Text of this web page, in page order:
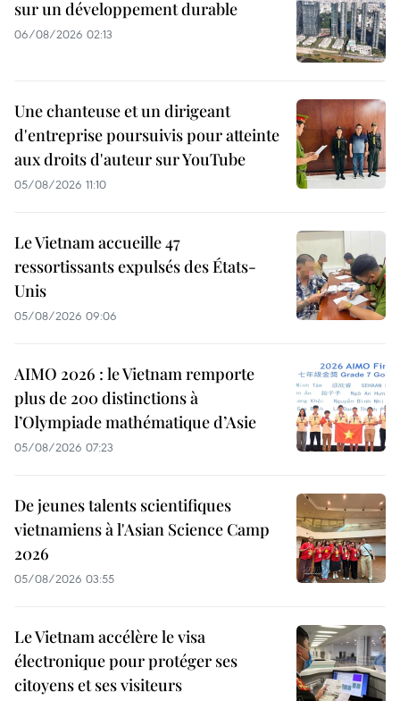
sur un développement durable
06/08/2026 02:13
Une chanteuse et un dirigeant
d'entreprise poursuivis pour atteinte
aux droits d'auteur sur YouTube
05/08/2026 11:10
Le Vietnam accueille 47
ressortissants expulsés des États-
Unis
05/08/2026 09:06
AIMO 2026 : le Vietnam remporte
plus de 200 distinctions à
l’Olympiade mathématique d’Asie
05/08/2026 07:23
De jeunes talents scientifiques
vietnamiens à l'Asian Science Camp
2026
05/08/2026 03:55
Le Vietnam accélère le visa
électronique pour protéger ses
citoyens et ses visiteurs